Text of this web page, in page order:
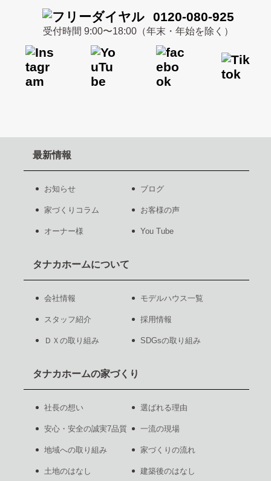
0120-080-925
受付時間 9:00〜18:00（年末・年始を除く）
最新情報
お知らせ ブログ
家づくりコラム お客様の声
オーナー様 You Tube
タナカホームについて
会社情報 モデルハウス一覧
スタッフ紹介 採用情報
ＤＸの取り組み SDGsの取り組み
タナカホームの家づくり
社長の想い 選ばれる理由
安心・安全の誠実7品質 一流の現場
地域への取り組み 家づくりの流れ
土地のはなし 建築後のはなし